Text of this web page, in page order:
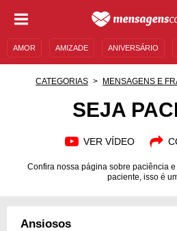
AMOR AMIZADE ANIVERSÁRIO
CATEGORIAS MENSAGENS E
SEJA
VER VÍDEO
Confira nossa página sobre paciência
paciente, isso é
Ansiosos